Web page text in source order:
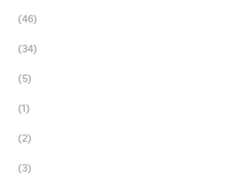
(46)
(34)
(5)
(1)
(2)
(3)